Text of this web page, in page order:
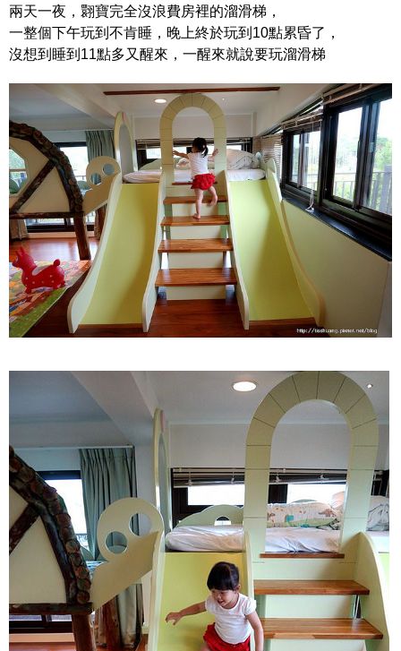
兩天一夜，翾寶完全沒浪費房裡的溜滑梯，
一整個下午玩到不肯睡，晚上終於玩到10點累昏了，
沒想到睡到11點多又醒來，一醒來就說要玩溜滑梯